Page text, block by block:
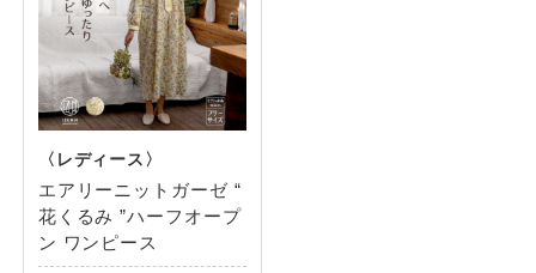
エアリーニットガーゼ “
花くるみ ”ハーフオープ
ン ワンピース